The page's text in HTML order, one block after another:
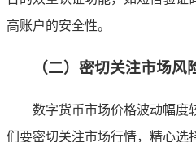
高账户的安全性。
（二）密切关注市场风
数字货币市场价格波动幅度
们要密切关注市场行情，精心选